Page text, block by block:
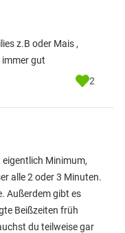
z.B oder Mais ,
gut
2
Minimum,
alle 2 oder 3 Minuten.
Außerdem gibt es
Beißzeiten früh
du teilweise gar